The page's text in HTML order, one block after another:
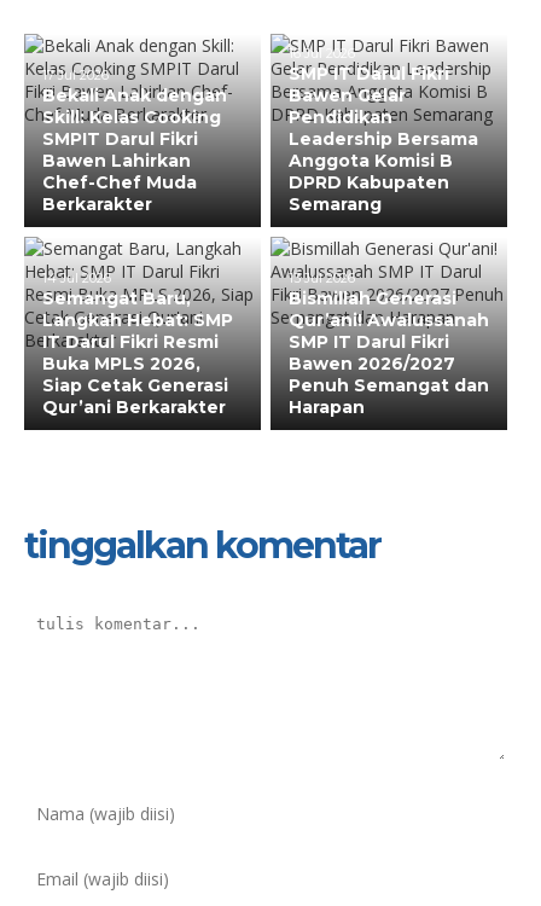
17 Jul 2026
Bekali Anak dengan
Skill: Kelas Cooking
SMPIT Darul Fikri
Bawen Lahirkan
Chef-Chef Muda
Berkarakter
16 Jul 2026
SMP IT Darul Fikri
Bawen Gelar
Pendidikan
Leadership Bersama
Anggota Komisi B
DPRD Kabupaten
Semarang
14 Jul 2026
Semangat Baru,
Langkah Hebat: SMP
IT Darul Fikri Resmi
Buka MPLS 2026,
Siap Cetak Generasi
Qur’ani Berkarakter
13 Jul 2026
Bismillah Generasi
Qur’ani! Awalussanah
SMP IT Darul Fikri
Bawen 2026/2027
Penuh Semangat dan
Harapan
tinggalkan komentar